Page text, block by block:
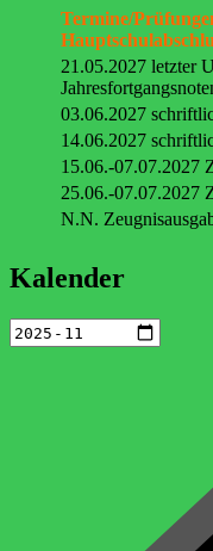
Termine/
21.05.2027 letzter
03.06.2027
14.06.2027
15.06.-07.07.2027
25.06.-07.07.2027
N.N.
Kalender